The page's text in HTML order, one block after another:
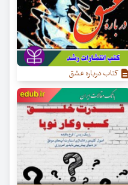
کتاب درباره عشق